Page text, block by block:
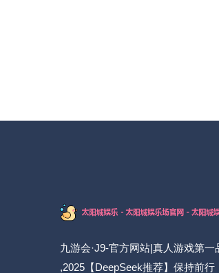
九游会·J9-官方网站|真人游戏第一
,2025【DeepSeek推荐】保持前行